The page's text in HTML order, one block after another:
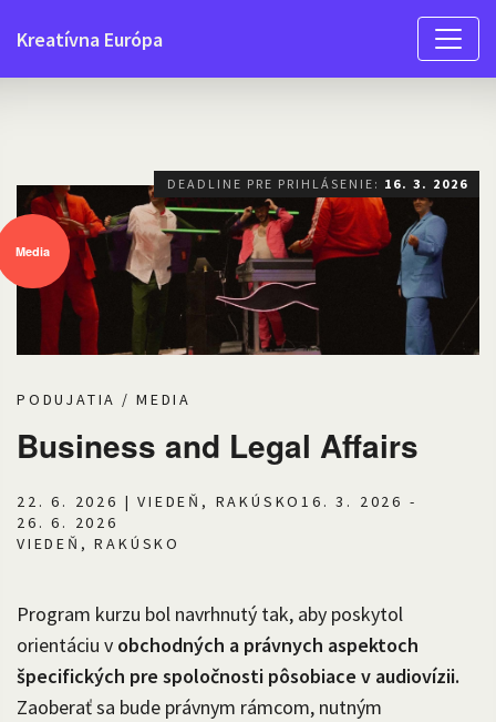
Kreatívna Európa Menu
DEADLINE PRE PRIHLÁSENIE: 16. 3. 2026
Media
PODUJATIA / MEDIA
Business and Legal Affairs
22. 6. 2026 | VIEDEŇ, RAKÚSKO16. 3. 2026 -
26. 6. 2026
VIEDEŇ, RAKÚSKO
Program kurzu bol navrhnutý tak, aby poskytol
orientáciu v obchodných a právnych aspektoch
špecifických pre spoločnosti pôsobiace v audiovízii.
Zaoberať sa bude právnym rámcom, nutným